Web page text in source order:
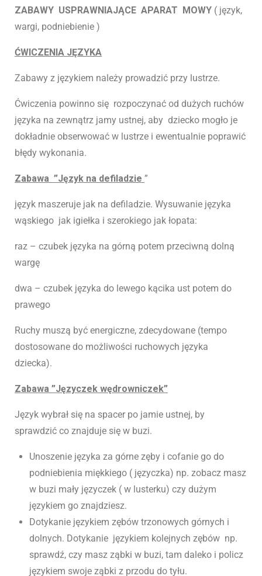
ZABAWY USPRAWNIAJĄCE APARAT MOWY ( język,
wargi, podniebienie )
ĆWICZENIA JĘZYKA
Zabawy z językiem należy prowadzić przy lustrze.
Ćwiczenia powinno się rozpoczynać od dużych ruchów
języka na zewnątrz jamy ustnej, aby dziecko mogło je
dokładnie obserwować w lustrze i ewentualnie poprawić
błędy wykonania.
Zabawa ”Język na defiladzie ”
język maszeruje jak na defiladzie. Wysuwanie języka
wąskiego jak igiełka i szerokiego jak łopata:
raz – czubek języka na górną potem przeciwną dolną
wargę
dwa – czubek języka do lewego kącika ust potem do
prawego
Ruchy muszą być energiczne, zdecydowane (tempo
dostosowane do możliwości ruchowych języka
dziecka).
Zabawa ”Języczek wędrowniczek”
Język wybrał się na spacer po jamie ustnej, by
sprawdzić co znajduje się w buzi.
Unoszenie języka za górne zęby i cofanie go do
podniebienia miękkiego ( języczka) np. zobacz masz
w buzi mały języczek ( w lusterku) czy dużym
językiem go znajdziesz.
Dotykanie językiem zębów trzonowych górnych i
dolnych. Dotykanie językiem kolejnych zębów np.
sprawdź, czy masz ząbki w buzi, tam daleko i policz
językiem swoje ząbki z przodu do tyłu.